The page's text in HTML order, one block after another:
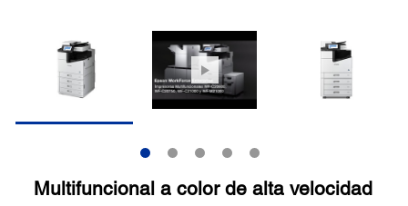
Multifuncional a color de alta velocidad